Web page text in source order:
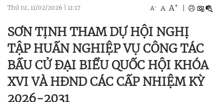
Thứ tư, 11/02/2026 11:17 A- A A+
SƠN TỊNH THAM DỰ HỘI NGHỊ
TẬP HUẤN NGHIỆP VỤ CÔNG TÁC
BẦU CỬ ĐẠI BIỂU QUỐC HỘI KHÓA
XVI VÀ HĐND CÁC CẤP NHIỆM KỲ
2026-2031